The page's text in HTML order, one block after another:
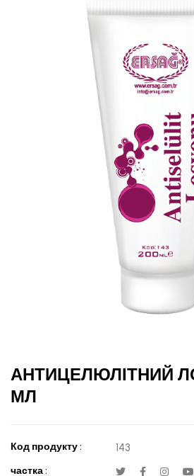
АНТИЦЕЛЮЛІТНИЙ
МЛ
Код продукту : 143
частка :